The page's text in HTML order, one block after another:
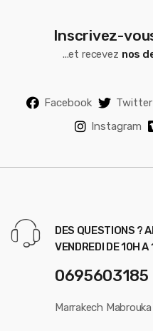
Inscrivez-
...et recevez nos
Facebook Twitter
Instagram
DES QUESTIONS ?
VENDREDI DE 10H A
0695603185
Marrakech Mabrouka